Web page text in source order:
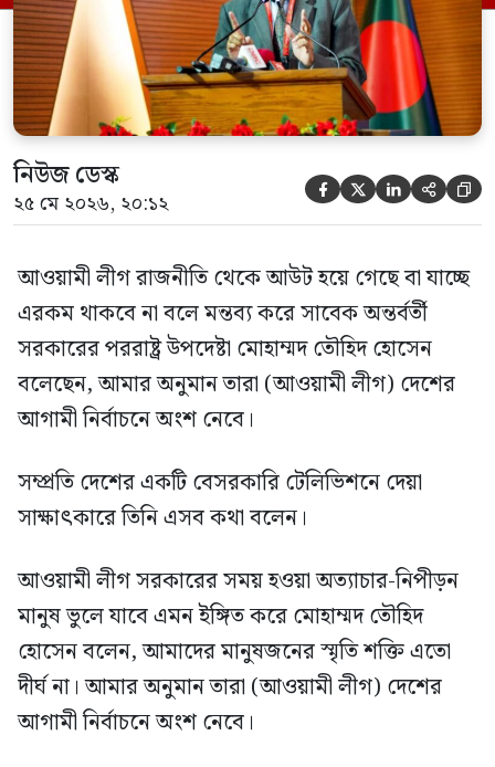
হওয়া অত্যাচার-নিপীড়ন মানুষ ভুলে যাবে এমন
[…]
নিউজ ডেস্ক
২৫ মে ২০২৬, ২০:১২     
আওয়ামী লীগ রাজনীতি থেকে আউট হয়ে গেছে বা যাচ্ছে
এরকম থাকবে না বলে মন্তব্য করে সাবেক অন্তর্বর্তী
সরকারের পররাষ্ট্র উপদেষ্টা মোহাম্মদ তৌহিদ হোসেন
বলেছেন, আমার অনুমান তারা (আওয়ামী লীগ) দেশের
আগামী নির্বাচনে অংশ নেবে।
সম্প্রতি দেশের একটি বেসরকারি টেলিভিশনে দেয়া
সাক্ষাৎকারে তিনি এসব কথা বলেন।
আওয়ামী লীগ সরকারের সময় হওয়া অত্যাচার-নিপীড়ন
মানুষ ভুলে যাবে এমন ইঙ্গিত করে মোহাম্মদ তৌহিদ
হোসেন বলেন, আমাদের মানুষজনের স্মৃতি শক্তি এতো
দীর্ঘ না। আমার অনুমান তারা (আওয়ামী লীগ) দেশের
আগামী নির্বাচনে অংশ নেবে।